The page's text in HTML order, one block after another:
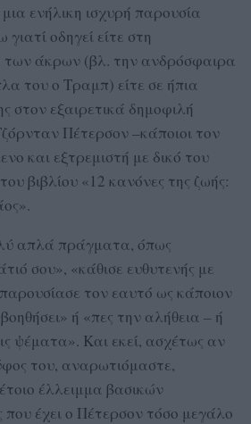
ενήλικη ισχυρή παρουσία
οδηγεί είτε στη
των άκρων (βλ. την ανδρόσφαιρα
του ο Τραμπ) είτε σε ήπια
στον εξαιρετικά δημοφιλή
Πέτερσον –κάποιοι τον
και εξτρεμιστή με δικό του
βιβλίου «12 κανόνες της ζωής:
απλά πράγματα, όπως
σου», «κάθισε ευθυτενής με
τον εαυτό ως κάποιον
ή «πες την αλήθεια – ή
ψέματα». Και εκεί, ασχέτως αν
του, αναρωτιόμαστε,
έλλειμμα βασικών
έχει ο Πέτερσον τόσο μεγάλο